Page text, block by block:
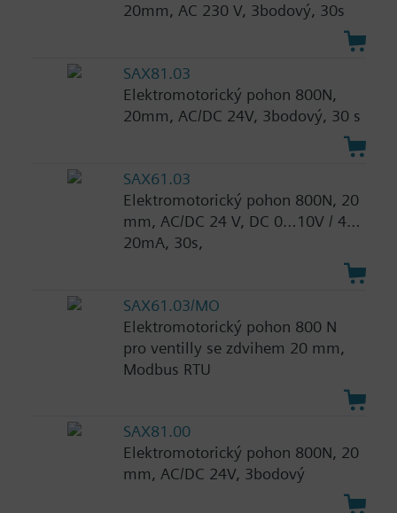
20mm, AC 230 V, 3bodový, 30s
SAX81.03
Elektromotorický pohon 800N,
20mm, AC/DC 24V, 3bodový, 30 s
SAX61.03
Elektromotorický pohon 800N, 20
mm, AC/DC 24 V, DC 0…10V / 4…
20mA, 30s,
SAX61.03/MO
Elektromotorický pohon 800 N
pro ventilly se zdvihem 20 mm,
Modbus RTU
SAX81.00
Elektromotorický pohon 800N, 20
mm, AC/DC 24V, 3bodový